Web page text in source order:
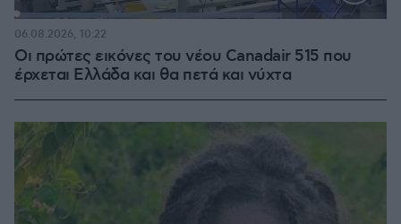
Loaded
Οι πρώτες εικόνες του νέου Canadair 515 που
έρχεται Ελλάδα και θα πετά και νύχτα
06.08.2026, 10:22